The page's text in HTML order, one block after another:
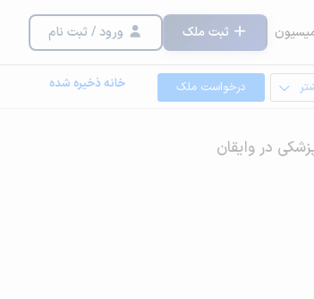
ثبت ملک ورود / ثبت نام
درخواست ملک خانه ذخیره شده
در وایقان